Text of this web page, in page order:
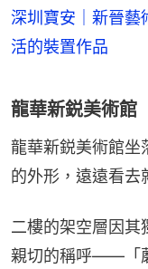
深圳寶安｜新晉
活的裝置作品
龍華新鋭美術館
龍華新鋭美術館坐
的外形，遠遠看去
二樓的架空層因其
親切的稱呼——「